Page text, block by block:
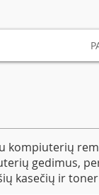
kompiuterių
gedimus,
kasečių ir